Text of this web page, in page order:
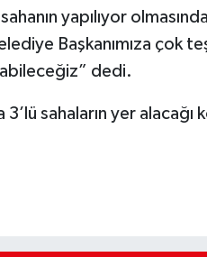
yapılıyor
Başkanımıza çok
dedi.
3’lü sahaların yer